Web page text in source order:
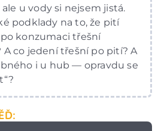
ale u vody si nejsem jistá.
podklady na to, že pití
konzumaci třešní
co jedení třešní po pití? A
i u hub — opravdu se